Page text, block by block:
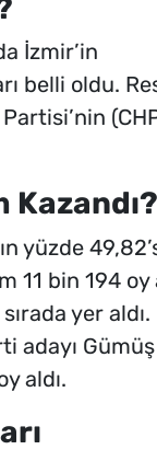
İzmir’in
belli oldu.
Kazandı?
yüzde
11 bin 194 oy
yer aldı.
adayı Gümüş
aldı.